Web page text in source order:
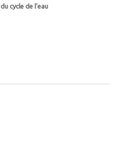
du cycle de l’eau